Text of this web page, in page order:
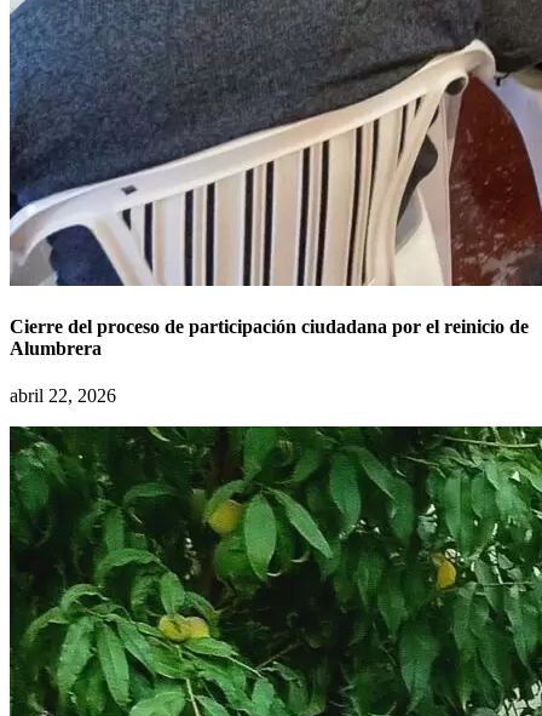
Cierre del proceso de participación ciudadana por el reinicio de
Alumbrera
abril 22, 2026